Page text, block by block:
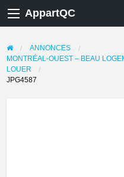
AppartQC
ANNONCES
MONTRÉAL-OUEST – BEAU
LOUER
JPG4587